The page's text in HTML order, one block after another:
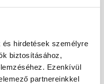
és hirdetések személyre
biztosításához,
Ezenkívül
partnereinkkel
1 095 Ft / kg
Megnézem